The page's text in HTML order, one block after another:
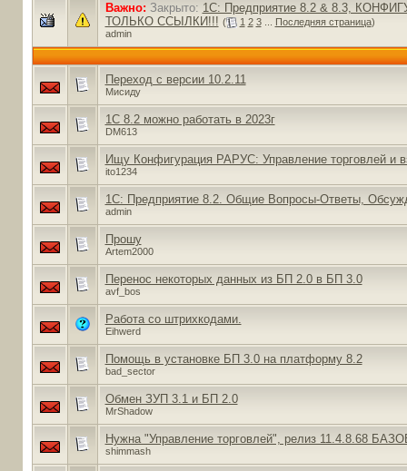
Важно: Закрыто: 1С: Предприятие 8.2 & 8.3,
ТОЛЬКО ССЫЛКИ!!! ( 1 2 3... Последняя страница)
admin
Переход с версии 10.2.11
Мисиду
1С 8.2 можно работать в 2023г
DM613
Ищу Конфигурация РАРУС: Управление торговлей и
ito1234
1С: Предприятие 8.2. Общие Вопросы-Ответы,
admin
Прошу
Artem2000
Перенос некоторых данных из БП 2.0 в БП 3.0
avf_bos
Работа со штрихкодами.
Eihwerd
Помощь в установке БП 3.0 на платформу 8.2
bad_sector
Обмен ЗУП 3.1 и БП 2.0
MrShadow
Нужна "Управление торговлей", релиз 11.4.8.68
shimmash